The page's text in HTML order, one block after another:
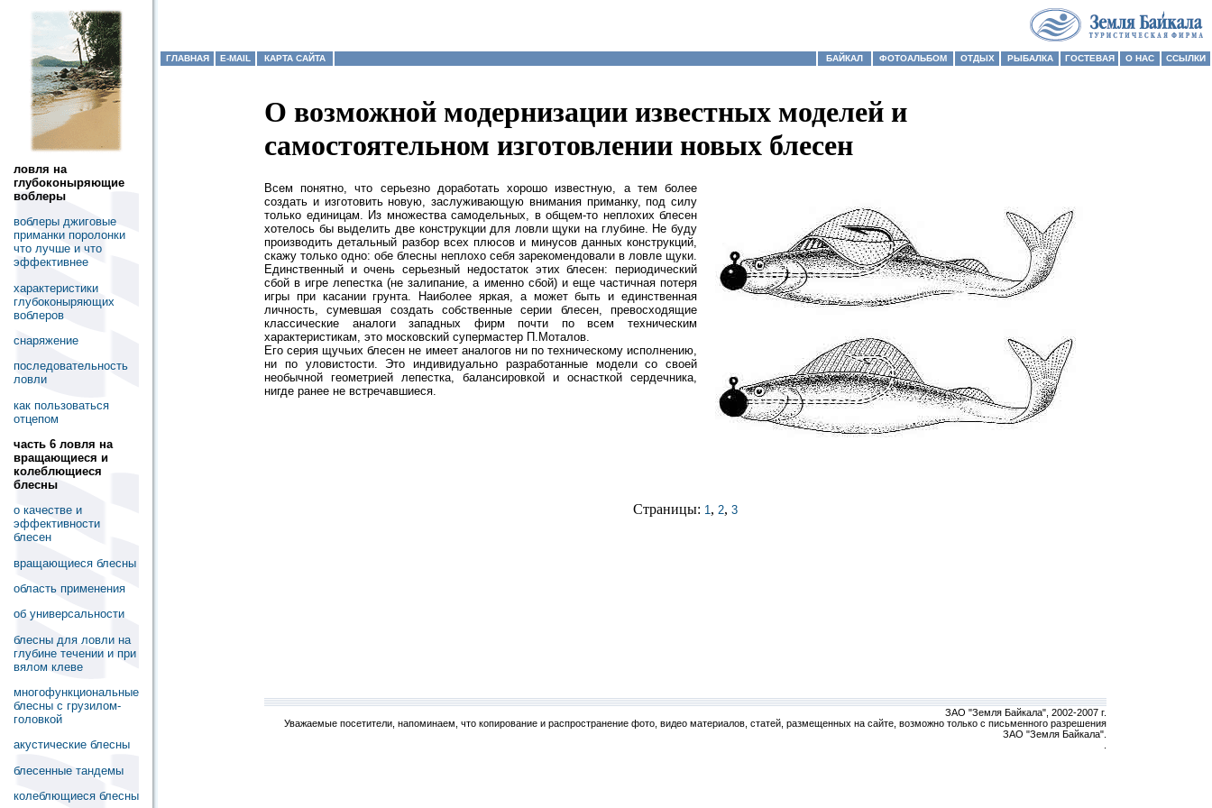
ловля на
глубоконыряющие
воблеры
воблеры джиговые
приманки поролонки
что лучше и что
эффективнее
характеристики
глубоконыряющих
воблеров
снаряжение
последовательность
ловли
как пользоваться
отцепом
часть 6 ловля на
вращающиеся и
колеблющиеся
блесны
о качестве и
эффективности
блесен
вращающиеся блесны
область применения
об универсальности
блесны для ловли на
глубине течении и при
вялом клеве
многофункциональные
блесны с грузилом-
головкой
акустические блесны
блесенные тандемы
колеблющиеся блесны
ГЛАВНАЯ E-MAIL КАРТА САЙТА БАЙКАЛ ФОТОАЛЬБОМ ОТДЫХ РЫБАЛКА ГОСТЕВАЯ О НАС ССЫЛКИ
О возможной модернизации известных моделей и
самостоятельном изготовлении новых блесен
Всем понятно, что серьезно доработать хорошо известную, а тем более
создать и изготовить новую, заслуживающую внимания приманку, под силу
только единицам. Из множества самодельных, в общем-то неплохих блесен
хотелось бы выделить две конструкции для ловли щуки на глубине. Не буду
производить детальный разбор всех плюсов и минусов данных конструкций,
скажу только одно: обе блесны неплохо себя зарекомендовали в ловле щуки.
Единственный и очень серьезный недостаток этих блесен: периодический
сбой в игре лепестка (не залипание, а именно сбой) и еще частичная потеря
игры при касании грунта. Наиболее яркая, а может быть и единственная
личность, сумевшая создать собственные серии блесен, превосходящие
классические аналоги западных фирм почти по всем техническим
характеристикам, это московский супермастер П.Моталов.
Его серия щучьих блесен не имеет аналогов ни по техническому исполнению,
ни по уловистости. Это индивидуально разработанные модели со своей
необычной геометрией лепестка, балансировкой и оснасткой сердечника,
нигде ранее не встречавшиеся.
Страницы: 1, 2, 3
ЗАО "Земля Байкала", 2002-2007 г.
Уважаемые посетители, напоминаем, что копирование и распространение фото, видео материалов, статей, размещенных на сайте, возможно только с письменного разрешения
ЗАО "Земля Байкала".